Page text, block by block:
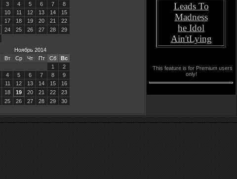
3 4 5 6 7
8
10 11 12 13 14
15
17 18 19 20 21
22
24 25 26 27 28
29
Ноябрь 2014
Вт Ср Чт Пт Сб
Вс
1
2
4 5 6 7 8
9
11 12 13 14 15
16
18 19 20 21 22
23
25 26 27 28 29 30
Leads To
Madness
he Idol
Ain'tLying
This feature is for Premium users
only!